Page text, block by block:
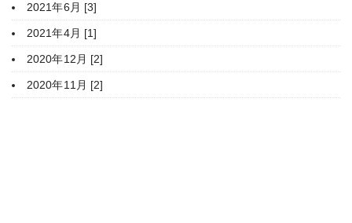
2021年6月 [3]
2021年4月 [1]
2020年12月 [2]
2020年11月 [2]